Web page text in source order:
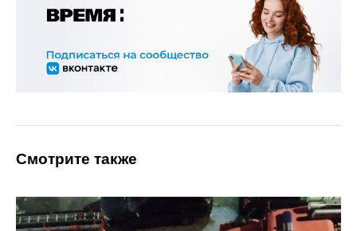
Смотрите также